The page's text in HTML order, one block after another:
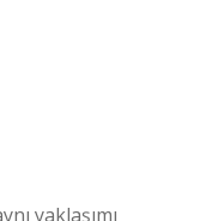
yaklaşımı